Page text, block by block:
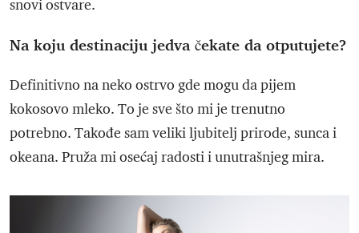
snovi ostvare.
Na koju destinaciju jedva čekate da otputujete?
Definitivno na neko ostrvo gde mogu da pijem
kokosovo mleko. To je sve što mi je trenutno
potrebno. Takođe sam veliki ljubitelj prirode, sunca i
okeana. Pruža mi osećaj radosti i unutrašnjeg mira.